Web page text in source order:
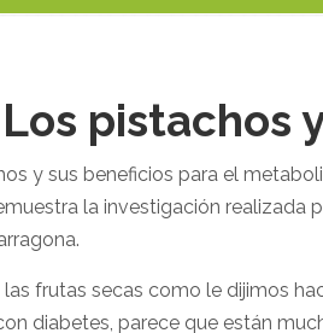
Los pistachos
y sus beneficios para el
la investigación realizada
las frutas secas como le dijimos
diabetes, parece que están